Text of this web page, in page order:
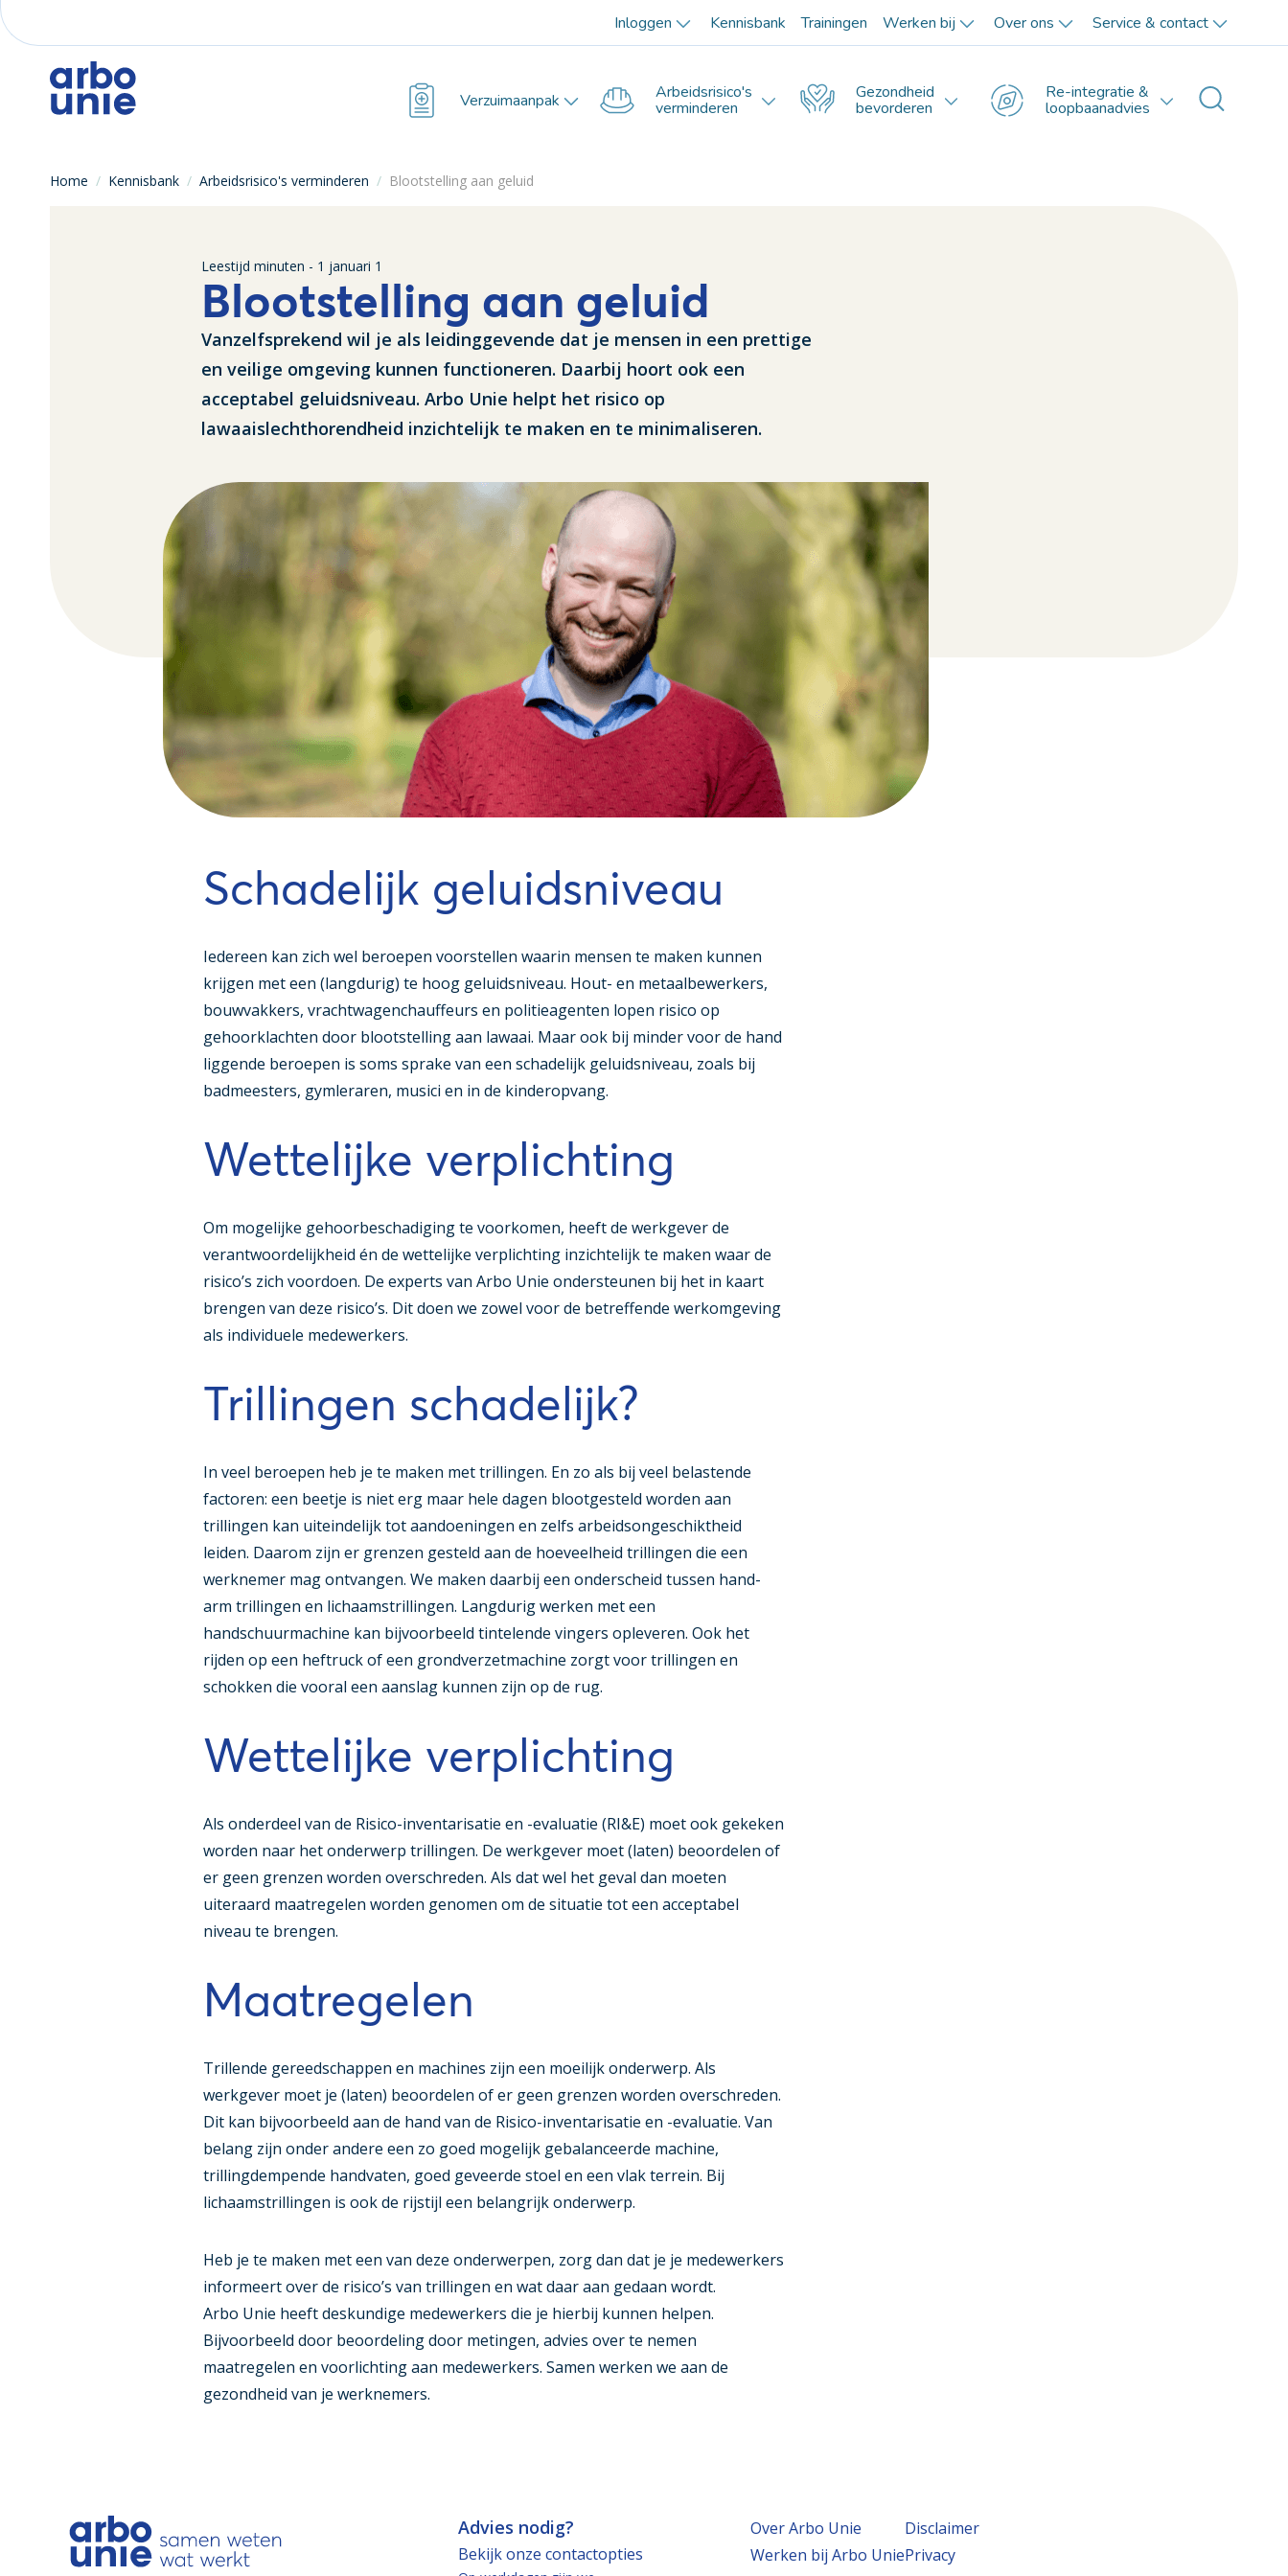
Inloggen Kennisbank Trainingen Werken bij Over ons Service & contact
Verzuimaanpak Arbeidsrisico's
verminderen
Gezondheid
bevorderen
Re-integratie &
loopbaanadvies
Home / Kennisbank / Arbeidsrisico's verminderen / Blootstelling aan geluid
Leestijdminuten - 1 januari 1
Blootstelling aan geluid
Vanzelfsprekend wil je als leidinggevende dat je mensen in een prettige
en veilige omgeving kunnen functioneren. Daarbij hoort ook een
acceptabel geluidsniveau. Arbo Unie helpt het risico op
lawaaislechthorendheid inzichtelijk te maken en te minimaliseren.
Schadelijk geluidsniveau
Iedereen kan zich wel beroepen voorstellen waarin mensen te maken kunnen
krijgen met een (langdurig) te hoog geluidsniveau. Hout- en metaalbewerkers,
bouwvakkers, vrachtwagenchauffeurs en politieagenten lopen risico op
gehoorklachten door blootstelling aan lawaai. Maar ook bij minder voor de hand
liggende beroepen is soms sprake van een schadelijk geluidsniveau, zoals bij
badmeesters, gymleraren, musici en in de kinderopvang.
Wettelijke verplichting
Om mogelijke gehoorbeschadiging te voorkomen, heeft de werkgever de
verantwoordelijkheid én de wettelijke verplichting inzichtelijk te maken waar de
risico’s zich voordoen. De experts van Arbo Unie ondersteunen bij het in kaart
brengen van deze risico’s. Dit doen we zowel voor de betreffende werkomgeving
als individuele medewerkers.
Trillingen schadelijk?
In veel beroepen heb je te maken met trillingen. En zo als bij veel belastende
factoren: een beetje is niet erg maar hele dagen blootgesteld worden aan
trillingen kan uiteindelijk tot aandoeningen en zelfs arbeidsongeschiktheid
leiden. Daarom zijn er grenzen gesteld aan de hoeveelheid trillingen die een
werknemer mag ontvangen. We maken daarbij een onderscheid tussen hand-
arm trillingen en lichaamstrillingen. Langdurig werken met een
handschuurmachine kan bijvoorbeeld tintelende vingers opleveren. Ook het
rijden op een heftruck of een grondverzetmachine zorgt voor trillingen en
schokken die vooral een aanslag kunnen zijn op de rug.
Wettelijke verplichting
Als onderdeel van de Risico-inventarisatie en -evaluatie (RI&E) moet ook gekeken
worden naar het onderwerp trillingen. De werkgever moet (laten) beoordelen of
er geen grenzen worden overschreden. Als dat wel het geval dan moeten
uiteraard maatregelen worden genomen om de situatie tot een acceptabel
niveau te brengen.
Maatregelen
Trillende gereedschappen en machines zijn een moeilijk onderwerp. Als
werkgever moet je (laten) beoordelen of er geen grenzen worden overschreden.
Dit kan bijvoorbeeld aan de hand van de Risico-inventarisatie en -evaluatie. Van
belang zijn onder andere een zo goed mogelijk gebalanceerde machine,
trillingdempende handvaten, goed geveerde stoel en een vlak terrein. Bij
lichaamstrillingen is ook de rijstijl een belangrijk onderwerp.
Heb je te maken met een van deze onderwerpen, zorg dan dat je je medewerkers
informeert over de risico’s van trillingen en wat daar aan gedaan wordt.
Arbo Unie heeft deskundige medewerkers die je hierbij kunnen helpen.
Bijvoorbeeld door beoordeling door metingen, advies over te nemen
maatregelen en voorlichting aan medewerkers. Samen werken we aan de
gezondheid van je werknemers.
Advies nodig?
Bekijk onze contactopties
Over Arbo Unie
Werken bij Arbo Unie
Disclaimer
Privacy